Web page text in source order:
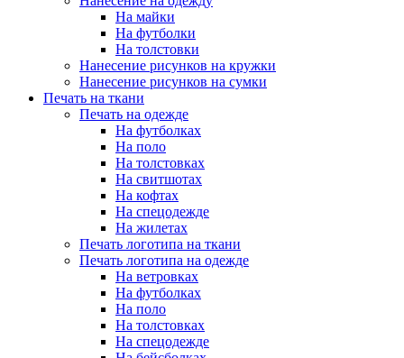
На майки
На футболки
На толстовки
Нанесение рисунков на кружки
Нанесение рисунков на сумки
Печать на ткани
Печать на одежде
На футболках
На поло
На толстовках
На свитшотах
На кофтах
На спецодежде
На жилетах
Печать логотипа на ткани
Печать логотипа на одежде
На ветровках
На футболках
На поло
На толстовках
На спецодежде